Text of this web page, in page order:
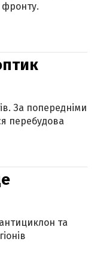
фронту.
За попередніми
перебудова
та